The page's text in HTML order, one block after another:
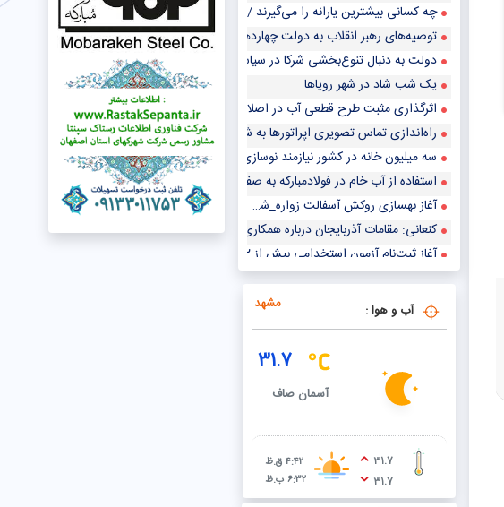
چه کسانی بیشترین یارانه را می‌گیرند / افت ۲۰درصدی ذخیره سدسفیدرود
توصیه‌های رهبر انقلاب به دولت چهاردهم در مراسم تنفیذ چه بود؟
دولت به دنبال تنوع‌بخشی شرکا در سیاست خارجی/ کارشناسان چه می‌گویند؟
یک شب شاد در شهر رویاها
اثرگذاری مثبت طرح قطعی آب در اصلاح رفتار پرمصرف‌ها
راه‌اندازی تماس تصویری اپراتورها به شکل آزمایشی
سه میلیون خانه در کشور نیازمند نوسازی است
استفاده از آب خام در فولادمبارکه به صفر می رسد/تولید ۶۰۰ مگاوات برق تجدیدپذیر با نیروگاه خورشیدی
آغاز بهسازی روکش آسفالت زواره_شهراب
کنعانی: مقامات آذربایجان درباره همکاری‌های ضدایرانی با رژیم صهیونیستی توضیح دهند
آغاز ثبت‌نام آزمون استخدامی بیش از ۱۲ دستگاه اجرایی از سه‌شنبه
دستور رئیس جمهوری برای حل ناترازی انرژی/ وعده برای گذر از زمستانی سرد
آب و هوا : مشهد
31.7
آسمان صاف
31.7
31.7
۴:۴۲ ق.ظ
۶:۳۲ ب.ظ